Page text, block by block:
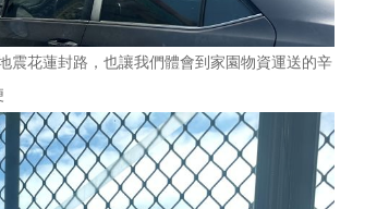
花蓮封路，也讓我們體會到家園物資運送的辛